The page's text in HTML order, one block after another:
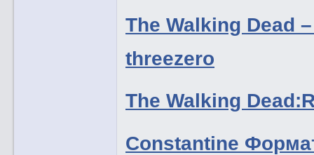
The Walking Dead
threezero
The Walking
Constantine